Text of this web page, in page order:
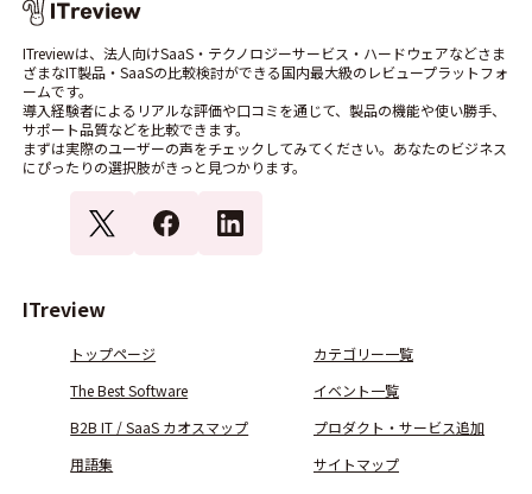
ITreviewは、法人向けSaaS・テクノロジーサービス・ハードウェアなどさま
ざまなIT製品・SaaSの比較検討ができる国内最大級のレビュープラットフォ
ームです。
導入経験者によるリアルな評価や口コミを通じて、製品の機能や使い勝手、
サポート品質などを比較できます。
まずは実際のユーザーの声をチェックしてみてください。あなたのビジネス
にぴったりの選択肢がきっと見つかります。
ITreview
トップページ
カテゴリー一覧
The Best Software
イベント一覧
B2B IT / SaaS カオスマップ
プロダクト・サービス追加
用語集
サイトマップ